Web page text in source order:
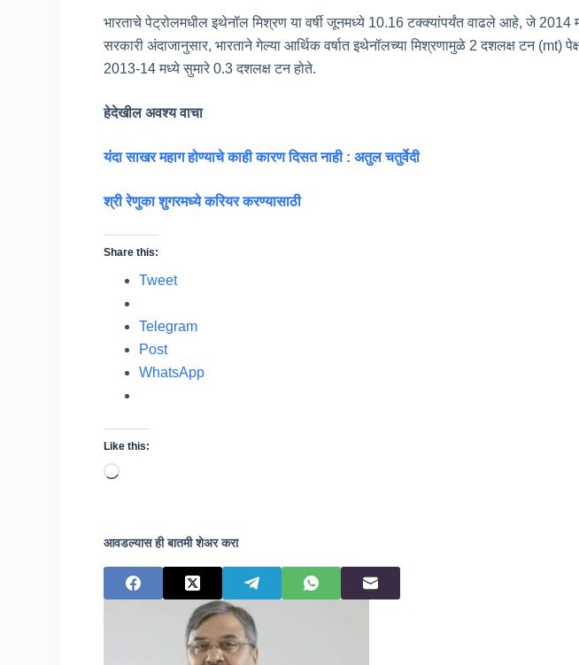
भारताचे पेट्रोलमधील इथेनॉल मिश्रण या वर्षी जूनमध्ये 10.16 टक्क्यांपर्यंत वाढले आहे, जे
सरकारी अंदाजानुसार, भारताने गेल्या आर्थिक वर्षात इथेनॉलच्या मिश्रणामुळे 2 दशलक्ष टन (mt)
2013-14 मध्ये सुमारे 0.3 दशलक्ष टन होते.
हेदेखील अवश्य वाचा
यंदा साखर महाग होण्याचे काही कारण दिसत नाही : अतुल चतुर्वेदी
श्री रेणुका शुगरमध्ये करियर करण्यासाठी
Share this:
Tweet
Telegram
Post
WhatsApp
Like this:
Loading…
आवडल्यास ही बातमी शेअर करा